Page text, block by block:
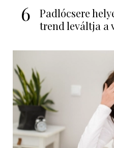
6
Padlócsere
trend leváltja a